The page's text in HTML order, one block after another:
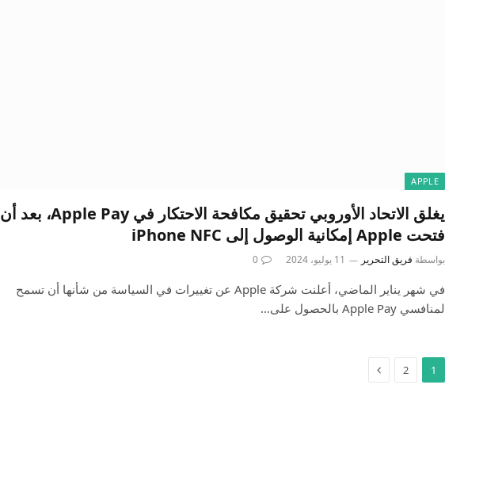
APPLE
يغلق الاتحاد الأوروبي تحقيق مكافحة الاحتكار في Apple Pay، بعد أن
فتحت Apple إمكانية الوصول إلى iPhone NFC
بواسطة فريق التحرير 11 يوليو، 2024 0
في شهر يناير الماضي، أعلنت شركة Apple عن تغييرات في السياسة من شأنها أن تسمح
لمنافسي Apple Pay بالحصول على…
1
2